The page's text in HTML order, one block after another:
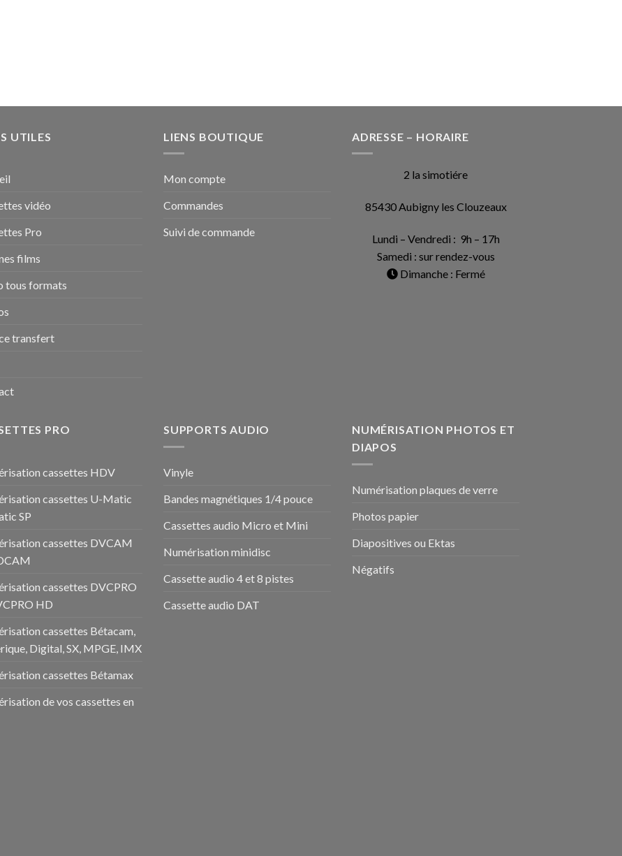
UTILES
vidéo
Pro
films
tous formats
transfert
LIENS BOUTIQUE
Mon compte
Commandes
Suivi de commande
ADRESSE – HORAIRE
2 la simotiére
85430 Aubigny les Clouzeaux
Lundi – Vendredi : 9h – 17h
Samedi : sur rendez-vous
Dimanche : Fermé
PRO
cassettes HDV
cassettes U-Matic
SP
cassettes DVCAM
cassettes DVCPRO
HD
cassettes Bétacam,
Digital, SX, MPGE, IMX
cassettes Bétamax
de vos cassettes en
SUPPORTS AUDIO
Vinyle
Bandes magnétiques 1/4 pouce
Cassettes audio Micro et Mini
Numérisation minidisc
Cassette audio 4 et 8 pistes
Cassette audio DAT
NUMÉRISATION PHOTOS ET
DIAPOS
Numérisation plaques de verre
Photos papier
Diapositives ou Ektas
Négatifs